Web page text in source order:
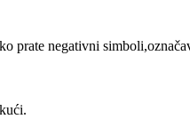
prate negativni